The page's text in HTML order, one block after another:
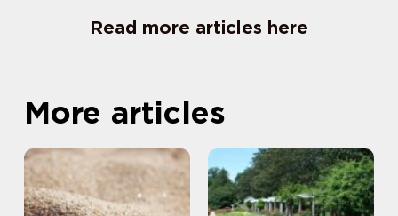
Read more articles here
More articles